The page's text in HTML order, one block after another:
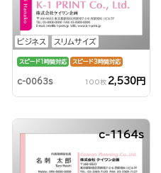
ビジネス スリムサイズ
スピード1時間対応 スピード3時間対応
c-0063s 100枚 2,530円
c-1164s